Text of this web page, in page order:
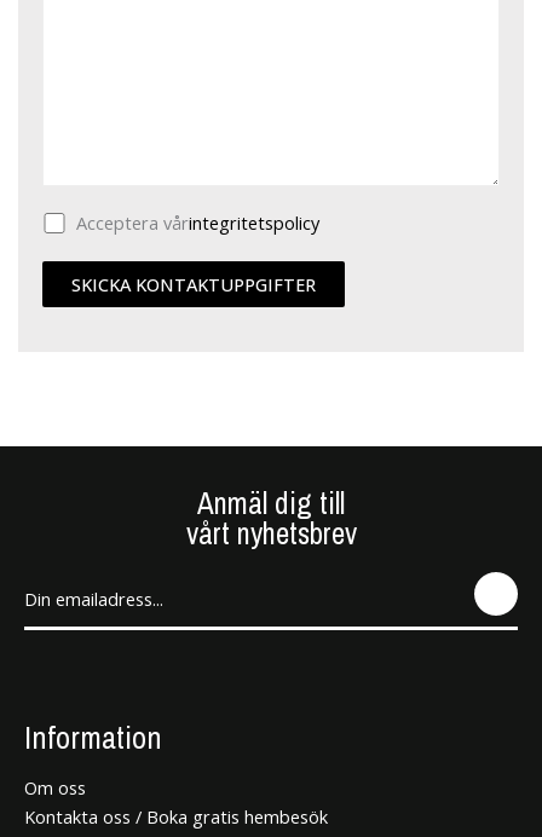
Acceptera vårintegritetspolicy
Anmäl dig till
vårt nyhetsbrev
SEN
Information
Om oss
Kontakta oss / Boka gratis hembesök